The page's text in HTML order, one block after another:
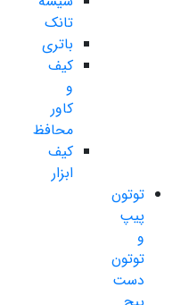
تانک
باتری
کیف
و
کاور
محافظ
کیف
ابزار
توتون
پیپ
و
توتون
دست